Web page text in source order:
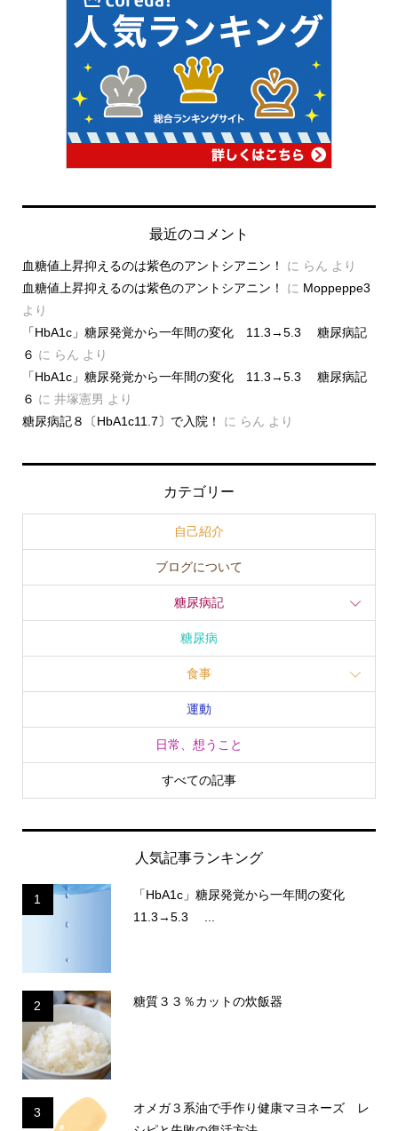
最近のコメント
血糖値上昇抑えるのは紫色のアントシアニン！ に らん より
血糖値上昇抑えるのは紫色のアントシアニン！
に Moppeppe3
より
「HbA1c」糖尿発覚から一年間の変化 11.3→5.3 糖尿病記
６ に らん より
「HbA1c」糖尿発覚から一年間の変化 11.3→5.3 糖尿病記
６ に 井塚憲男 より
糖尿病記８〔HbA1c11.7〕で入院！
に らん より
カテゴリー
自己紹介
ブログについて
糖尿病記
糖尿病
食事
運動
日常、想うこと
すべての記事
人気記事ランキング
1
「HbA1c」糖尿発覚から一年間の変化
11.3→5.3 ...
2 糖質３３％カットの炊飯器
3
オメガ３系油で手作り健康マヨネーズ レ